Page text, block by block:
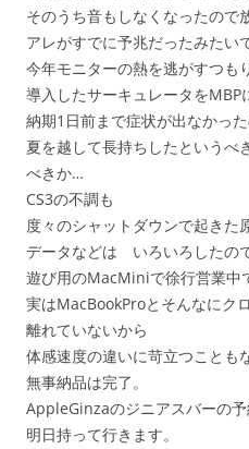
そのうち音もしなくなったので
アレがすでに予兆だったみたいで
今年モニターの熱を逃がすつも
導入したサーキュレータをMBP
納期1日前まで症状が出なかっ
夏を越して長持ちしたという
べきか…
CS3の不調も
度々のシャットダウンで起きた
データなどは いろいろしたの
遊び用のMacMiniで徐行営業中
実はMacBookProとそんなにク
離れていないから
体感速度の違いに苛立つことも
無事納品は完了。
AppleGinzaのジニアスバーの
明日持って行きます。